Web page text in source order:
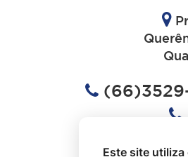
(66)3529-
Este site utiliza